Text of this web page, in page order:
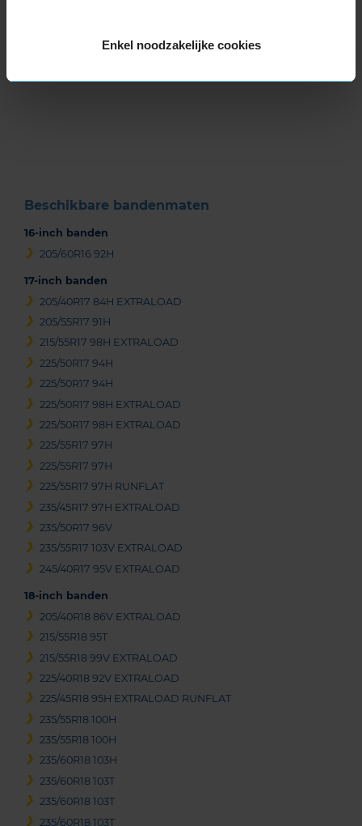
Enkel noodzakelijke cookies
Item
Beschikbare bandenmaten
16-inch banden
205/60R16 92H
17-inch banden
205/40R17 84H EXTRALOAD
205/55R17 91H
215/55R17 98H EXTRALOAD
225/50R17 94H
225/50R17 94H
225/50R17 98H EXTRALOAD
225/50R17 98H EXTRALOAD
225/55R17 97H
225/55R17 97H
225/55R17 97H RUNFLAT
235/45R17 97H EXTRALOAD
235/50R17 96V
235/55R17 103V EXTRALOAD
245/40R17 95V EXTRALOAD
18-inch banden
205/40R18 86V EXTRALOAD
215/55R18 95T
215/55R18 99V EXTRALOAD
225/40R18 92V EXTRALOAD
225/45R18 95H EXTRALOAD RUNFLAT
235/55R18 100H
235/55R18 100H
235/60R18 103H
235/60R18 103T
235/60R18 103T
235/60R18 103T